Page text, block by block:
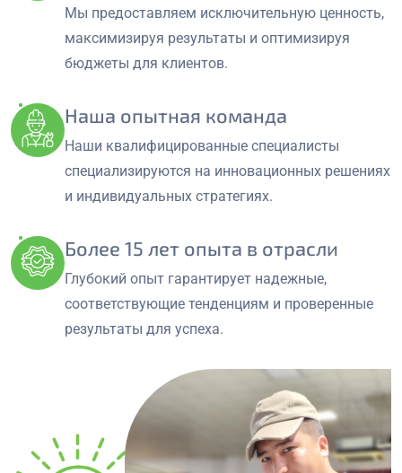
Мы предоставляем исключительную ценность,
максимизируя результаты и оптимизируя
бюджеты для клиентов.
Наша опытная команда
Наши квалифицированные специалисты
специализируются на инновационных решениях
и индивидуальных стратегиях.
Более 15 лет опыта в отрасли
Глубокий опыт гарантирует надежные,
соответствующие тенденциям и проверенные
результаты для успеха.